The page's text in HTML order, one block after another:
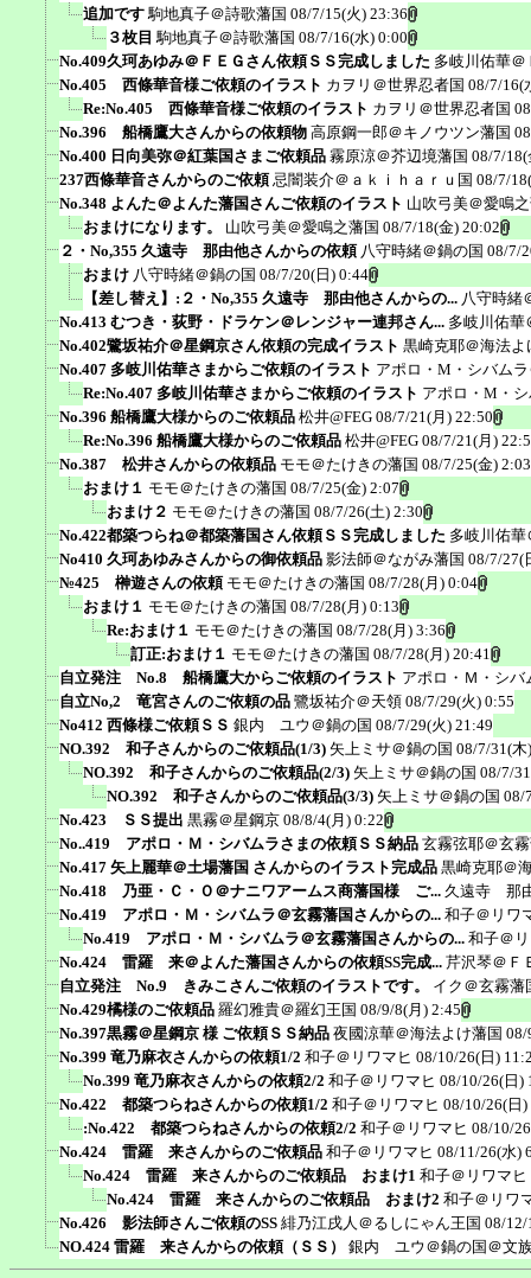
追加です 駒地真子＠詩歌藩国 08/7/15(火) 23:36
３枚目 駒地真子＠詩歌藩国 08/7/16(水) 0:00
No.409久珂あゆみ＠ＦＥＧさん依頼ＳＳ完成しました 多岐川佑華＠
No.405 西條華音様ご依頼のイラスト カヲリ＠世界忍者国 08/7/16(
Re:No.405 西條華音様ご依頼のイラスト カヲリ＠世界忍者国
No.396 船橋鷹大さんからの依頼物 高原鋼一郎＠キノウツン藩国
No.400 日向美弥＠紅葉国さまご依頼品 霧原涼＠芥辺境藩国 08/7/18(
237西條華音さんからのご依頼 忌闇装介＠ａｋｉｈａｒｕ国 08/7/
No.348 よんた＠よんた藩国さんご依頼のイラスト 山吹弓美＠愛鳴
おまけになります。
山吹弓美＠愛鳴之藩国 08/7/18(金) 20:02
２・No,355 久遠寺 那由他さんからの依頼 八守時緒＠鍋の国 08/7/
おまけ 八守時緒＠鍋の国 08/7/20(日) 0:44
【差し替え】:２・No,355 久遠寺 那由他さんからの... 八守時緒
No.413 むつき・荻野・ドラケン＠レンジャー連邦さん... 多岐川佑華
No.402鷺坂祐介＠星鋼京さん依頼の完成イラスト 黒崎克耶＠海法よ
No.407 多岐川佑華さまからご依頼のイラスト アポロ・M・シバム
Re:No.407 多岐川佑華さまからご依頼のイラスト アポロ・M・
No.396 船橋鷹大様からのご依頼品 松井@FEG 08/7/21(月) 22:50
Re:No.396 船橋鷹大様からのご依頼品 松井@FEG 08/7/21(月)
No.387 松井さんからの依頼品 モモ＠たけきの藩国 08/7/25(金) 2:03
おまけ１ モモ＠たけきの藩国 08/7/25(金) 2:07
おまけ２ モモ＠たけきの藩国 08/7/26(土) 2:30
No.422都築つらね＠都築藩国さん依頼ＳＳ完成しました 多岐川佑華
No410 久珂あゆみさんからの御依頼品 影法師＠ながみ藩国 08/7/27(
№425 榊遊さんの依頼 モモ＠たけきの藩国 08/7/28(月) 0:04
おまけ１ モモ＠たけきの藩国 08/7/28(月) 0:13
Re:おまけ１ モモ＠たけきの藩国 08/7/28(月) 3:36
訂正:おまけ１ モモ＠たけきの藩国 08/7/28(月) 20:41
自立発注 No.8 船橋鷹大からご依頼のイラスト アポロ・Ｍ・シバ
自立No,2 竜宮さんのご依頼の品 鷺坂祐介＠天領 08/7/29(火) 0:55
No412 西條様ご依頼ＳＳ 銀内 ユウ＠鍋の国 08/7/29(火) 21:49
NO.392 和子さんからのご依頼品(1/3) 矢上ミサ＠鍋の国 08/7/31(木
NO.392 和子さんからのご依頼品(2/3) 矢上ミサ＠鍋の国 08/7/
NO.392 和子さんからのご依頼品(3/3) 矢上ミサ＠鍋の国 08/
No.423 ＳＳ提出 黒霧＠星鋼京 08/8/4(月) 0:22
No..419 アポロ・Ｍ・シバムラさまの依頼ＳＳ納品 玄霧弦耶＠玄
No.417 矢上麗華＠土場藩国 さんからのイラスト完成品 黒崎克耶＠
No.418 乃亜・Ｃ・Ｏ＠ナニワアームス商藩国様 ご... 久遠寺 那
No.419 アポロ・Ｍ・シバムラ＠玄霧藩国さんからの... 和子＠リワ
No.419 アポロ・Ｍ・シバムラ＠玄霧藩国さんからの... 和子＠
No.424 雷羅 来＠よんた藩国さんからの依頼SS完成... 芹沢琴＠Ｆ
自立発注 No.9 きみこさんご依頼のイラストです。
イク＠玄霧藩
No.429橘様のご依頼品 羅幻雅貴＠羅幻王国 08/9/8(月) 2:45
No.397黒霧＠星鋼京 様 ご依頼ＳＳ納品 夜國涼華＠海法よけ藩国 08/
No.399 竜乃麻衣さんからの依頼1/2 和子＠リワマヒ 08/10/26(日)
No.399 竜乃麻衣さんからの依頼2/2 和子＠リワマヒ 08/10/26(日)
No.422 都築つらねさんからの依頼1/2 和子＠リワマヒ 08/10/26(日)
:No.422 都築つらねさんからの依頼2/2 和子＠リワマヒ 08/10/
No.424 雷羅 来さんからのご依頼品 和子＠リワマヒ 08/11/26(水)
No.424 雷羅 来さんからのご依頼品 おまけ1 和子＠リワマヒ
No.424 雷羅 来さんからのご依頼品 おまけ2 和子＠リワ
No.426 影法師さんご依頼のSS 緋乃江戌人＠るしにゃん王国 08/12/
NO.424 雷羅 来さんからの依頼（ＳＳ）
銀内 ユウ＠鍋の国＠文